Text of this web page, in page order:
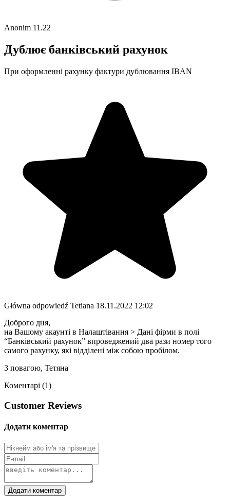
Anonim 11.22
Дублює банківський рахунок
При оформленні рахунку фактури дублювання IBAN
Główna odpowiedź Tetiana 18.11.2022 12:02
Доброго дня,
на Вашому акаунті в Налаштівання > Дані фірми в полі
“Банківський рахунок” впроведжений два рази номер того
самого рахунку, які відділені між собою пробілом.
З повагою, Тетяна
Коментарі (1)
Customer Reviews
Додати коментар